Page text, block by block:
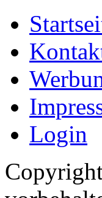
Login